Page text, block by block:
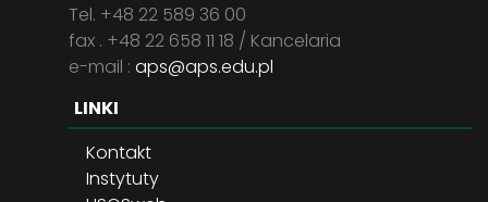
Tel. +48 22 589 36 00
fax . +48 22 658 11 18 / Kancelaria
e-mail : aps@aps.edu.pl
LINKI
Kontakt
Instytuty